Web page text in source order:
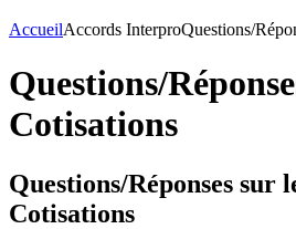
AccueilAccords InterproQuestions/
Questions/
Cotisations
Questions/Réponses sur
Cotisations